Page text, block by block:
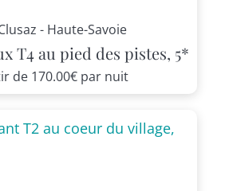
- Haute-Savoie
T4 au pied des pistes, 5*
de 170.00€ par nuit